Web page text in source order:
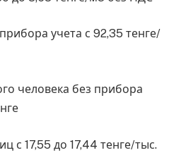
учета с 92,35 тенге/
человека без прибора
с 17,55 до 17,44 тенге/тыс.